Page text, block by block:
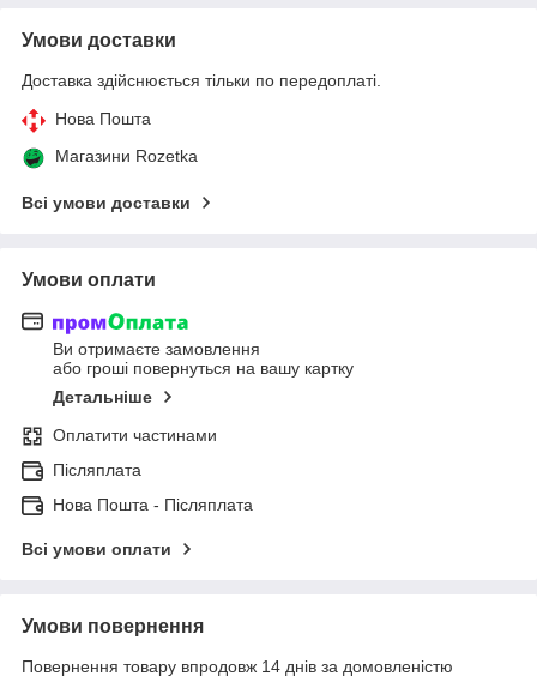
Умови доставки
Доставка здійснюється тільки по передоплаті.
Нова Пошта
Магазини Rozetka
Всі умови доставки
Умови оплати
Ви отримаєте замовлення
або гроші повернуться на вашу картку
Детальніше
Оплатити частинами
Післяплата
Нова Пошта - Післяплата
Всі умови оплати
Умови повернення
Повернення товару впродовж 14 днів за домовленістю